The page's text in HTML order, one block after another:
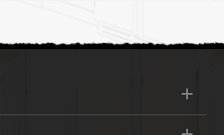
simple color cómodo cuando